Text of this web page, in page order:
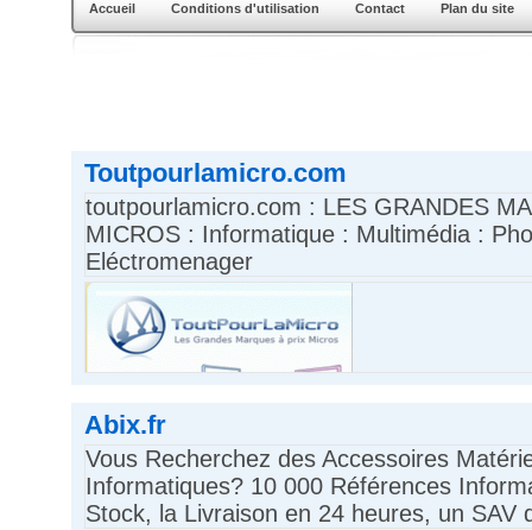
Accueil Conditions d'utilisation Contact Plan du site
Toutpourlamicro.com
toutpourlamicro.com : LES GRANDES
MICROS : Informatique : Multimédia :
Eléctromenager
Abix.fr
Vous Recherchez des Accessoires
Informatiques? 10 000 Références
Stock, la Livraison en 24 heures, un